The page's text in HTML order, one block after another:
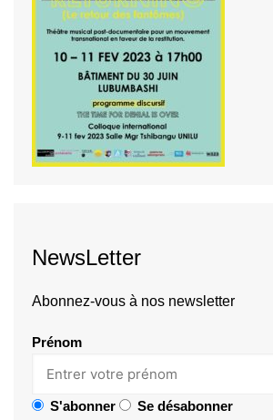
NewsLetter
Abonnez-vous à nos newsletter
Prénom
S'abonner Se désabonner